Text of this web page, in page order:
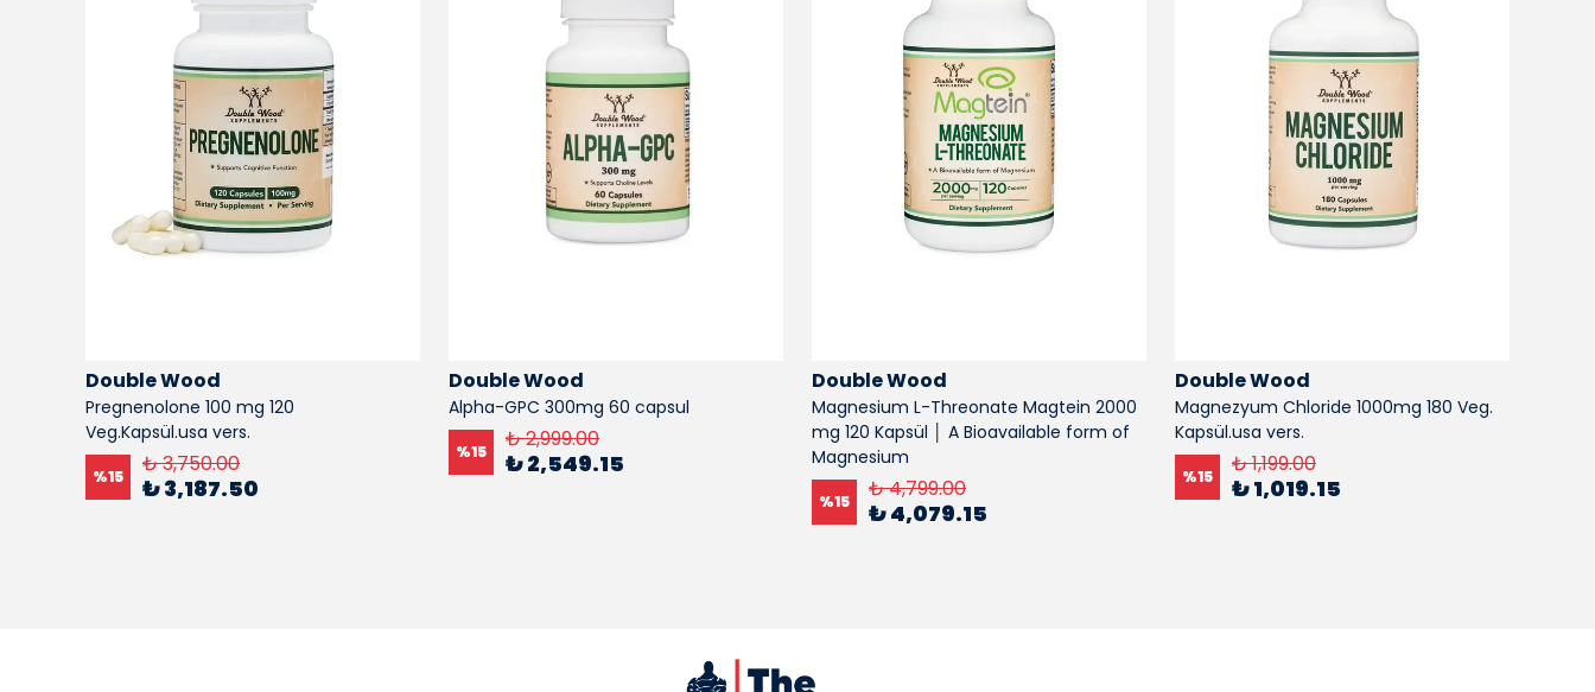
Double Wood
Pregnenolone 100 mg 120
Veg.Kapsül.usa vers.
%15 ₺ 3,750.00
₺ 3,187.50
Double Wood
Alpha-GPC 300mg 60 capsul
%15 ₺ 2,999.00
₺ 2,549.15
Double Wood
Magnesium L-Threonate Magtein 2000
mg 120 Kapsül │ A Bioavailable form of
Magnesium
%15 ₺ 4,799.00
₺ 4,079.15
Double Wood
Magnezyum Chloride 1000mg 180 Veg.
Kapsül.usa vers.
%15 ₺ 1,199.00
₺ 1,019.15